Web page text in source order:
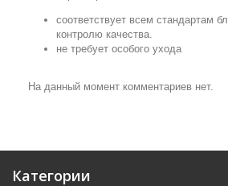
соответствует всем стандартам
контролю качества.
не требует особого ухода
На данный момент комментариев нет.
Категории